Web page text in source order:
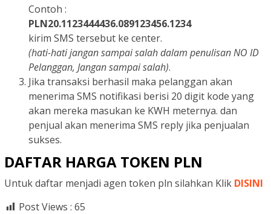
Contoh :
PLN20.1123444436.089123456.1234
kirim SMS tersebut ke center.
(hati-hati jangan sampai salah dalam penulisan NO ID
Pelanggan, Jangan sampai salah).
Jika transaksi berhasil maka pelanggan akan
menerima SMS notifikasi berisi 20 digit kode yang
akan mereka masukan ke KWH meternya. dan
penjual akan menerima SMS reply jika penjualan
sukses.
DAFTAR HARGA TOKEN PLN
Untuk daftar menjadi agen token pln silahkan Klik DISINI
Post Views : 65